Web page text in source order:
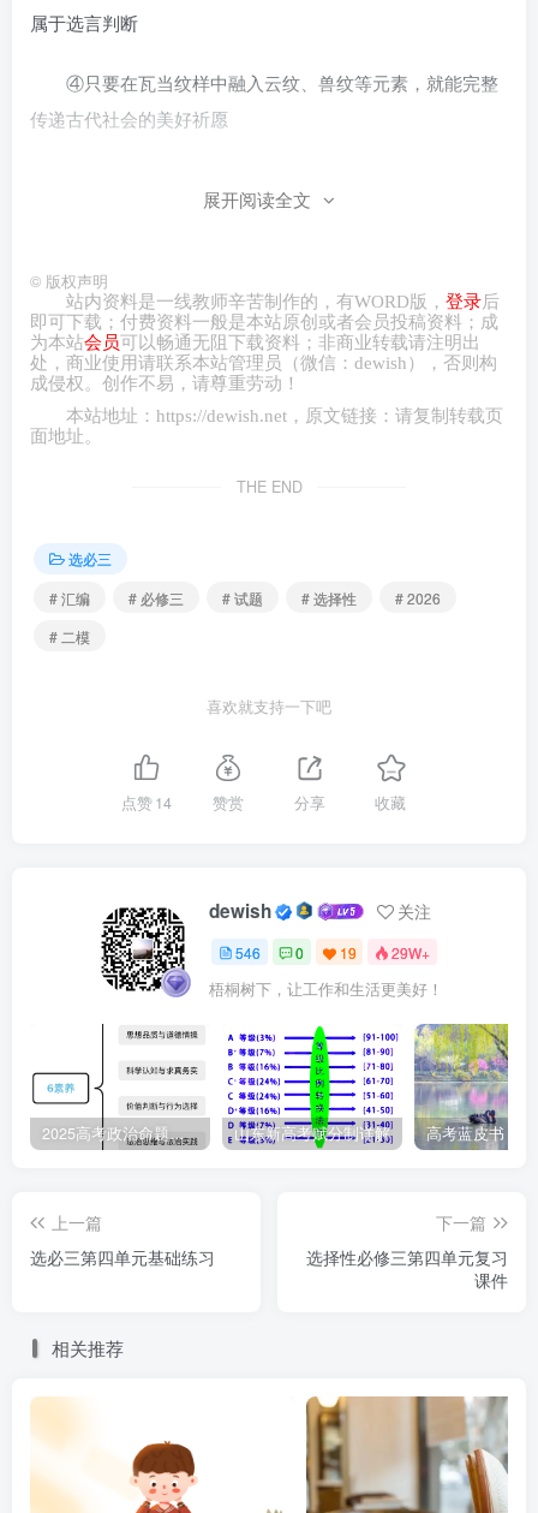
属于选言判断
④只要在瓦当纹样中融入云纹、兽纹等元素，就能完整
传递古代社会的美好祈愿
模较小、形式多样、具有一定游憩功能的公园绿化活动场
地，通常由绿化景观区、休闲活动场地、便民配套设施、服
务与景观小品组成。2026年3月某市推出“一公园一社区”共建
计划，鼓励社区认养口袋公园。下面是一些社区认养情况：
▶甲社区认养的口袋公园都位于该市地铁站旁。
▶只有甲社区不认养口袋公园，乙社区才不认养口袋公
▶A超市旁的口袋公园要么由甲社区认养，要么由丙社区
认养。
①口袋公园里的绿化景观区与口袋公园是种属关系
②该市有的位于地铁站旁的口袋公园是甲社区认养的
④若A超市旁的口袋公园不在地铁站旁，那么只能由丙
社区认养
A.①③ B.①④ C.②③ D.②④
5.（2026·山东淄博·二模）为了解校园智慧安防建设情
况，调查人员对某校教学楼区域进行走访调查，发现（ ）
♦有的安装智能烟雾报警器的教室配备了应急广播系统
♦所有安装智能烟雾报警器的教室都没有安装传统手动报
①有的配备应急广播系统的教室安装了人脸识别闸机
②所有安装传统手动报警装置的教室都没有安装人脸识
展开阅读全文
© 版权声明
站内资料是一线教师辛苦制作的，有WORD版， 登录后
即可下载；付费资料一般是本站原创或者会员投稿资料；成
为本站会员可以畅通无阻下载资料；非商业转载请注明出
处，商业使用请联系本站管理员（微信： dewish ），否则构
成侵权。创作不易，请尊重劳动！
本站地址： https://dewish.net ，原文链接：请复制转载页
面地址。
THE END
选必三
# 汇编
# 必修三 # 试题 # 选择性
# 2026
# 二模
喜欢就支持一下吧
点赞14 赞赏 分享 收藏
dewish 关注
546 0 19 29W+
梧桐树下，让工作和生活更美好！
2025高考政治命题纲要解读 山东新高考赋分制详解
上一篇
选必三第四单元基础练习
下一篇
选择性必修三第四单元复习
课件
相关推荐